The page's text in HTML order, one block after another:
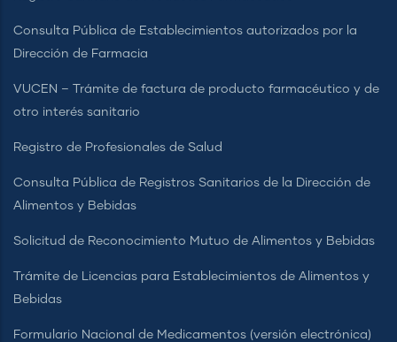
Consulta Pública de Establecimientos autorizados por la
Dirección de Farmacia
VUCEN – Trámite de factura de producto farmacéutico y de
otro interés sanitario
Registro de Profesionales de Salud
Consulta Pública de Registros Sanitarios de la Dirección de
Alimentos y Bebidas
Solicitud de Reconocimiento Mutuo de Alimentos y Bebidas
Trámite de Licencias para Establecimientos de Alimentos y
Bebidas
Formulario Nacional de Medicamentos (versión electrónica)